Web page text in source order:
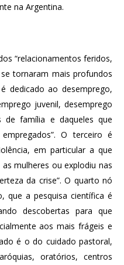
na Argentina.
“relacionamentos feridos,
tornaram mais profundos
dedicado ao desemprego,
juvenil, desemprego
de família e daqueles que
O terceiro é
em particular a que
mulheres ou explodiu nas
da crise”. O quarto nó
que a pesquisa científica é
descobertas para que
aos mais frágeis e
é o do cuidado pastoral,
oratórios, centros